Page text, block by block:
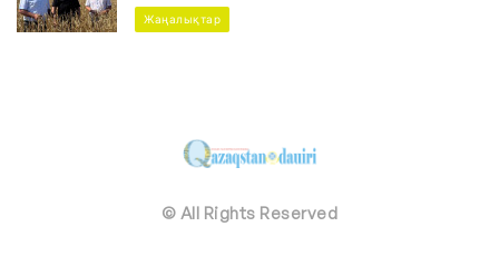
Жаңалықтар
© All Rights Reserved